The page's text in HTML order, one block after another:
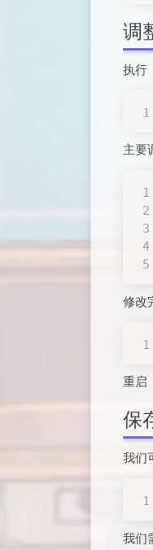
调
执行
主要
修改
重启
保
我们
我们